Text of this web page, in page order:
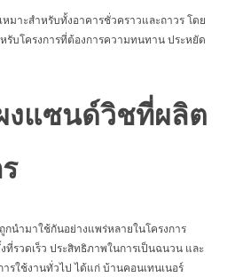
หมาะสำหรับทั้งอาคารชั่วคราวและถาวร โดย
รับโครงการที่ต้องการความทนทาน ประหยัด
งแซนด์วิชที่ผลิต
กนำมาใช้กันอย่างแพร่หลายในโครงการ
ที่รวดเร็ว ประสิทธิภาพในการเป็นฉนวน และ
รใช้งานทั่วไป ได้แก่ บ้านคอนเทนเนอร์